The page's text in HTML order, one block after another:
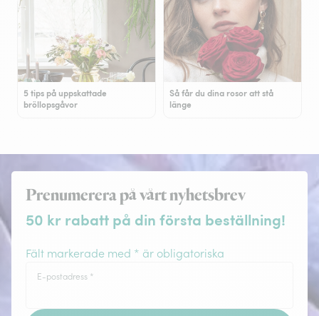
5 tips på uppskattade
bröllopsgåvor
Så får du dina rosor att stå
länge
Prenumerera på vårt nyhetsbrev
50 kr rabatt på din första beställning!
Fält markerade med * är obligatoriska
E-postadress *